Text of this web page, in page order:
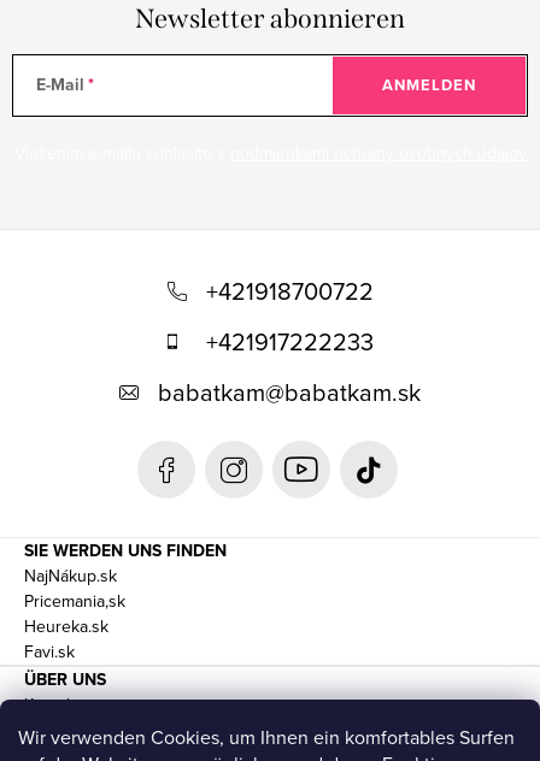
Wir verwenden Cookies, um Ihnen ein komfortables Surfen
Newsletter abonnieren
E-Mail ANMELDEN
+421918700722
+421917222233
babatkam@babatkam.sk
SIE WERDEN UNS FINDEN
NajNákup.sk
Pricemania,sk
Heureka.sk
Favi.sk
ÜBER UNS
Kontakte
Geschäftsbedingungen und DSGVO
Transport